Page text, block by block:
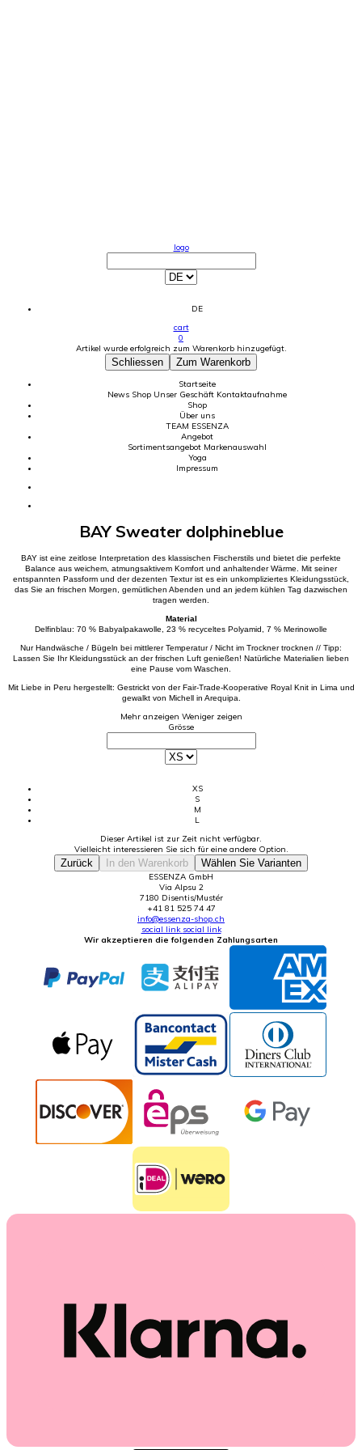
logo
DE
cart
0
Artikel wurde erfolgreich zum Warenkorb hinzugefügt.
Schliessen Zum Warenkorb
Startseite
News Shop Unser Geschäft Kontaktaufnahme
Shop
Über uns
TEAM ESSENZA
Angebot
Sortimentsangebot Markenauswahl
Yoga
Impressum
BAY Sweater dolphineblue
BAY ist eine zeitlose Interpretation des klassischen Fischerstils und bietet die perfekte
Balance aus weichem, atmungsaktivem Komfort und anhaltender Wärme. Mit seiner
entspannten Passform und der dezenten Textur ist es ein unkompliziertes Kleidungsstück,
das Sie an frischen Morgen, gemütlichen Abenden und an jedem kühlen Tag dazwischen
tragen werden.
Material
Delfinblau: 70 % Babyalpakawolle, 23 % recyceltes Polyamid, 7 % Merinowolle
Nur Handwäsche / Bügeln bei mittlerer Temperatur / Nicht im Trockner trocknen // Tipp:
Lassen Sie Ihr Kleidungsstück an der frischen Luft genießen! Natürliche Materialien lieben
eine Pause vom Waschen.
Mit Liebe in Peru hergestellt: Gestrickt von der Fair-Trade-Kooperative Royal Knit in Lima und
gewalkt von Michell in Arequipa.
Mehr anzeigen Weniger zeigen
Grösse
XS
S
M
L
Dieser Artikel ist zur Zeit nicht verfügbar.
Vielleicht interessieren Sie sich für eine andere Option.
Zurück In den Warenkorb Wählen Sie Varianten
ESSENZA GmbH
Via Alpsu 2
7180 Disentis/Mustér
+41 81 525 74 47
info@essenza-shop.ch
social link social link
Wir akzeptieren die folgenden Zahlungsarten